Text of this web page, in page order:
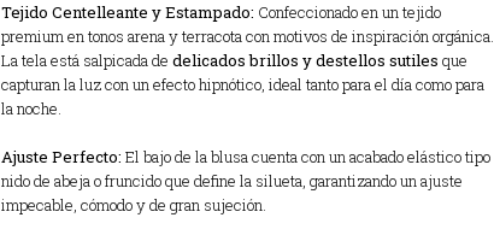
Tejido Centelleante y Estampado: Confeccionado en un tejido
premium en tonos arena y terracota con motivos de inspiración orgánica.
La tela está salpicada de delicados brillos y destellos sutiles que
capturan la luz con un efecto hipnótico, ideal tanto para el día como para
la noche.
Ajuste Perfecto: El bajo de la blusa cuenta con un acabado elástico tipo
nido de abeja o fruncido que define la silueta, garantizando un ajuste
impecable, cómodo y de gran sujeción.